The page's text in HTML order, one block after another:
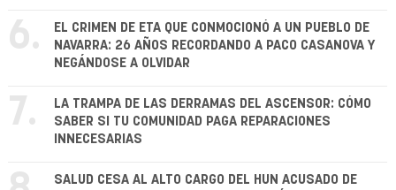
6.
EL CRIMEN DE ETA QUE CONMOCIONÓ A UN PUEBLO DE
NAVARRA: 26 AÑOS RECORDANDO A PACO CASANOVA Y
NEGÁNDOSE A OLVIDAR
7.
LA TRAMPA DE LAS DERRAMAS DEL ASCENSOR: CÓMO
SABER SI TU COMUNIDAD PAGA REPARACIONES
INNECESARIAS
SALUD CESA AL ALTO CARGO DEL HUN ACUSADO DE